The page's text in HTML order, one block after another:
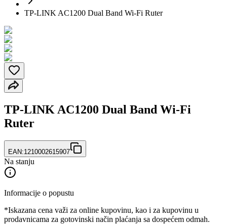
TP-LINK AC1200 Dual Band Wi-Fi Ruter
TP-LINK AC1200 Dual Band Wi-Fi
Ruter
EAN:1210002615907
Na stanju
Informacije o popustu
*Iskazana cena važi za online kupovinu, kao i za kupovinu u
prodavnicama za gotovinski način plaćanja sa dospećem odmah.